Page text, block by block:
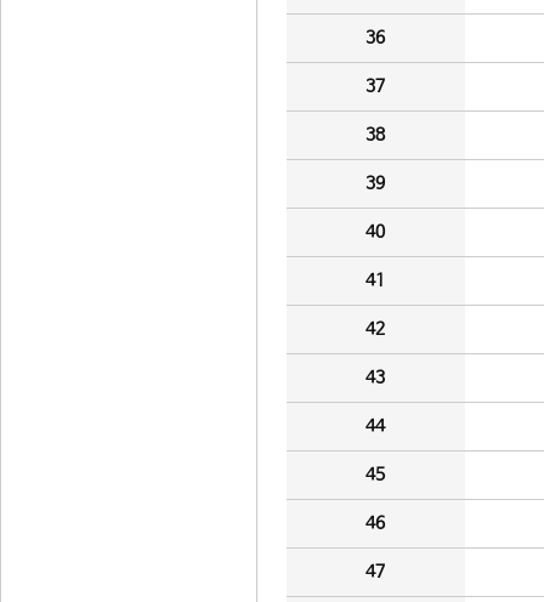
36
37
38
39
40
41
42
43
44
45
46
47